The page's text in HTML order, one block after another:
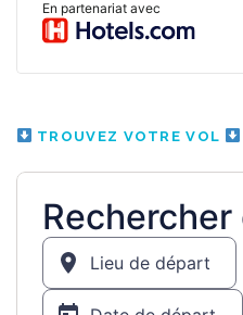
TROUVEZ VOTRE VOL